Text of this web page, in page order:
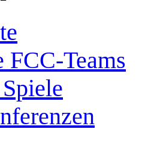
FCC-Teams